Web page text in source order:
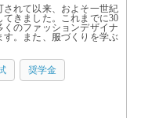
されて以来、およそ一世紀
きました。これまでに30
のファッションデザイナ
。また、服づくりを学ぶ
奨学金